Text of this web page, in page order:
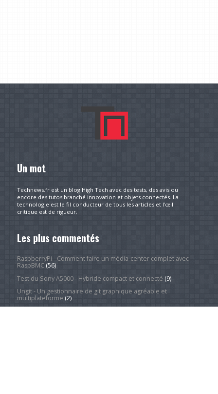
Un mot
Technews.fr est un blog High Tech avec des tests, des avis ou
encore des tutos branché innovation et objets connectés. La
technologie est le fil conducteur de tous les articles et l’œil
critique est de rigueur.
Les plus commentés
RaspberryPi - Comment faire un média-center complet avec
RaspBMC(56)
Test du Sony A5000 - Hybride compact et connecté (9)
Ungit - Un gestionnaire de git graphique agréable et
multiplateforme (2)